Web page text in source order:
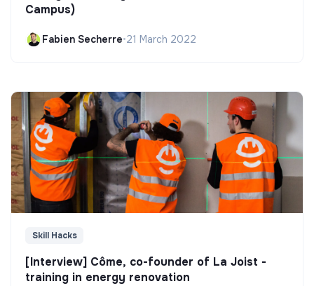
Campus)
Fabien Secherre•21 March 2022
Skill Hacks
[Interview] Côme, co-founder of La Joist -
training in energy renovation